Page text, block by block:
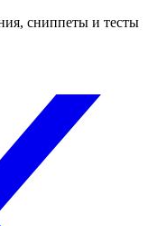
сниппеты и тесты